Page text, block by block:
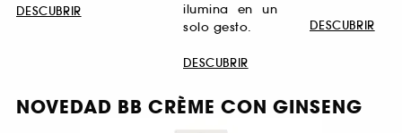
DESCUBRIR
ilumina en un
solo gesto.
DESCUBRIR
DESCUBRIR
NOVEDAD BB CRÈME CON GINSENG